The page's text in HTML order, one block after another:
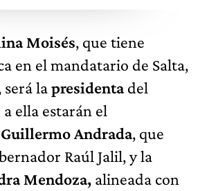
Moisés, que tiene
en el mandatario de Salta,
será lapresidentadel
ella estarán el
Guillermo Andrada, que
Raúl Jalil, y la
Mendoza, alineada con